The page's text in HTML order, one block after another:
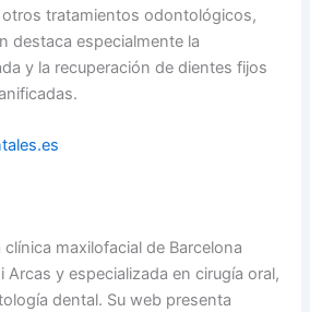
tratamientos odontológicos,
destaca especialmente la
y la recuperación de dientes fijos
maxilofacial de Barcelona
Arcas y especializada en cirugía oral,
dental. Su web presenta